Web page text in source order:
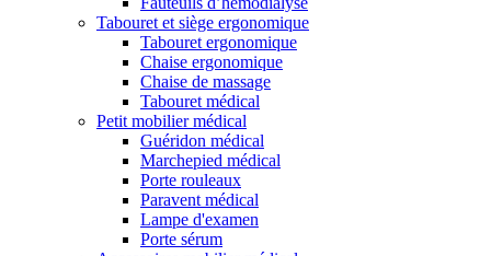
Tabouret et siège ergonomique
Tabouret ergonomique
Chaise ergonomique
Chaise de massage
Tabouret médical
Petit mobilier médical
Guéridon médical
Marchepied médical
Porte rouleaux
Paravent médical
Lampe d'examen
Porte sérum